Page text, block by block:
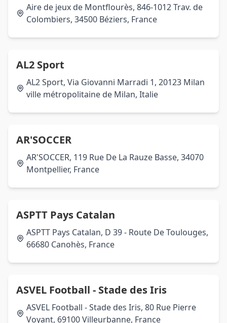
Aire de jeux de Montflourès, 846-1012 Trav. de
Colombiers, 34500 Béziers, France
AL2 Sport
AL2 Sport, Via Giovanni Marradi 1, 20123 Milan
ville métropolitaine de Milan, Italie
AR'SOCCER
AR'SOCCER, 119 Rue De La Rauze Basse, 34070
Montpellier, France
ASPTT Pays Catalan
ASPTT Pays Catalan, D 39 - Route De Toulouges,
66680 Canohès, France
ASVEL Football - Stade des Iris
ASVEL Football - Stade des Iris, 80 Rue Pierre
Voyant, 69100 Villeurbanne, France